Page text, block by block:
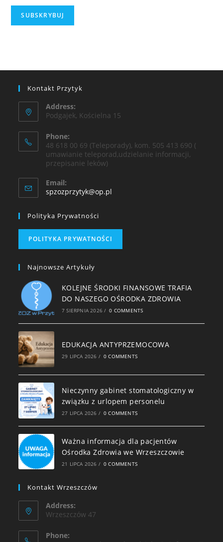
Kontakt Przytyk
Address:
Podgajek, Kościelna 15
Phone:
48 618 00 69 (Teleporady), kom. 505 413 690 (
umawianie teleporad,udzielanie informacji,
przepisanie leków)
Email:
spzozprzytyk@op.pl
Polityka Prywatności
POLITYKA PRYWATNOŚCI
Najnowsze Artykuły
KOLEJNE ŚRODKI FINANSOWE TRAFIA
DO NASZEGO OŚRODKA ZDROWIA
7 SIERPNIA 2026 / 0 COMMENTS
EDUKACJA ANTYPRZEMOCOWA
29 LIPCA 2026 / 0 COMMENTS
Nieczynny gabinet stomatologiczny w
związku z urlopem personelu
27 LIPCA 2026 / 0 COMMENTS
Ważna informacja dla pacjentów
Ośrodka Zdrowia we Wrzeszczowie
21 LIPCA 2026 / 0 COMMENTS
Kontakt Wrzeszczów
Address:
Wrzeszczów 47
Phone: